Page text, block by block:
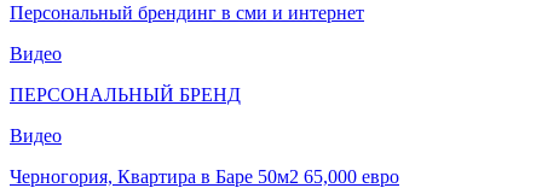
Персональный брендинг в сми и интернет
Видео
ПЕРСОНАЛЬНЫЙ БРЕНД
Видео
Черногория, Квартира в Баре 50м2 65,000 евро